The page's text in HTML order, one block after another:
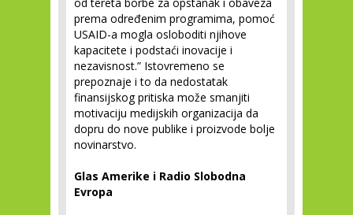
prema određenim programima, pomoć
USAID-a mogla osloboditi njihove
kapacitete i podstaći inovacije i
nezavisnost.” Istovremeno se
prepoznaje i to da nedostatak
finansijskog pritiska može smanjiti
motivaciju medijskih organizacija da
dopru do nove publike i proizvode bolje
novinarstvo.
Glas Amerike i Radio Slobodna
Evropa